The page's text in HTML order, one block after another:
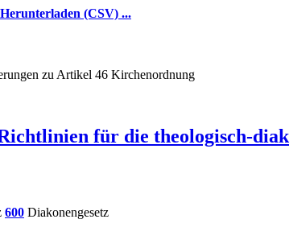
Herunterladen (CSV) ...
zu Artikel 46 Kirchenordnung
für die theologisch-
600 Diakonengesetz